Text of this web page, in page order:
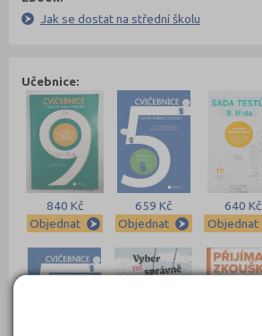
Jak se dostat na střední školu
Učebnice:
840 Kč
Objednat
659 Kč
Objednat
640 Kč
Objednat